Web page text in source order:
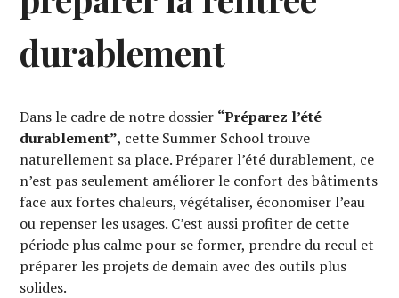
durablement
Dans le cadre de notre dossier “Préparez l’été
durablement”, cette Summer School trouve
naturellement sa place. Préparer l’été durablement, ce
n’est pas seulement améliorer le confort des bâtiments
face aux fortes chaleurs, végétaliser, économiser l’eau
ou repenser les usages. C’est aussi profiter de cette
période plus calme pour se former, prendre du recul et
préparer les projets de demain avec des outils plus
solides.